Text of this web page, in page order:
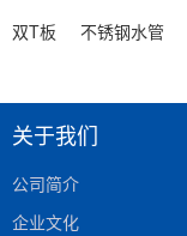
双T板 不锈钢水管
关于我们
公司简介
企业文化